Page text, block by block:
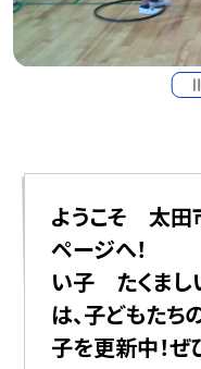
ようこそ 太田
ページへ！
い子 たくま
は、子どもた
子を更新中！